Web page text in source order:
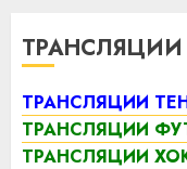
ТРАНСЛЯЦИИ
ТРАНСЛЯЦИИ
ТРАНСЛЯЦИИ